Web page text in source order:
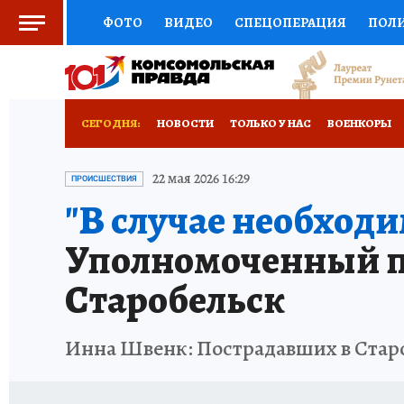
ФОТО ВИДЕО СПЕЦОПЕРАЦИЯ
СОЦПОДДЕРЖКА НАУКА СПОРТ
НЕДВИЖИМОСТЬ
РАДИО КП НОВОЕ
СЕГОДНЯ: НОВОСТИ ТОЛЬКО У НАС ВОЕНКОРЫ
ИСПЫТАНО НА СЕБЕ
ПРОИСШЕСТВИЯ 22 мая 2026 16:29
"В случае
Уполномоченный
Старобельск
Инна Швенк: Пострадавших в